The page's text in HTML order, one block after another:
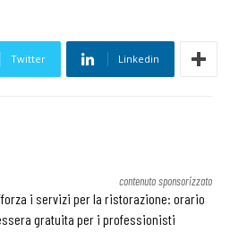
Twitter Linkedin
contenuto sponsorizzato
i servizi per la ristorazione: orario
gratuita per i professionisti